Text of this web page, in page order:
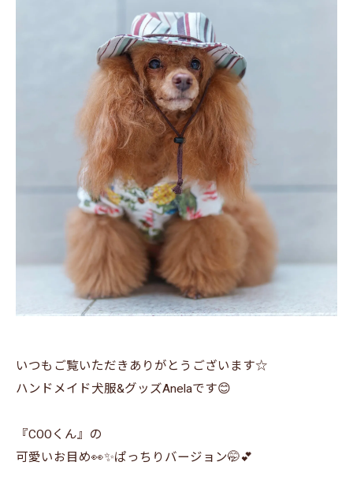
いつもご覧いただきありがとうございます☆
ハンドメイド犬服&グッズAnelaです😊
『COOくん』の
可愛いお目め👀✨ぱっちりバージョン🤭💕